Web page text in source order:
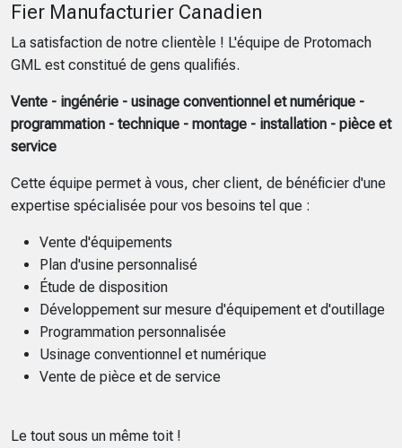
Fier Manufacturier Canadien
La satisfaction de notre clientèle ! L'équipe de Protomach
GML est constitué de gens qualifiés.
Vente - ingénérie - usinage conventionnel et numérique -
programmation - technique - montage - installation - pièce et
service
Cette équipe permet à vous, cher client, de bénéficier d'une
expertise spécialisée pour vos besoins tel que :
Vente d'équipements
Plan d'usine personnalisé
Étude de disposition
Développement sur mesure d'équipement et d'outillage
Programmation personnalisée
Usinage conventionnel et numérique
Vente de pièce et de service
Le tout sous un même toit !